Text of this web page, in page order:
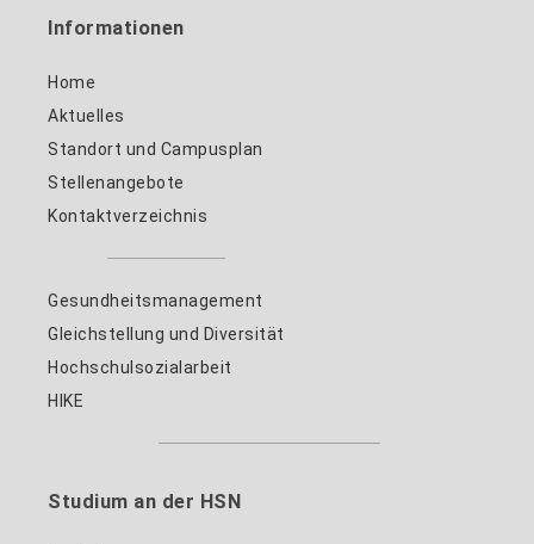
Informationen
Home
Aktuelles
Standort und Campusplan
Stellenangebote
Kontaktverzeichnis
Gesundheitsmanagement
Gleichstellung und Diversität
Hochschulsozialarbeit
HIKE
Studium an der HSN